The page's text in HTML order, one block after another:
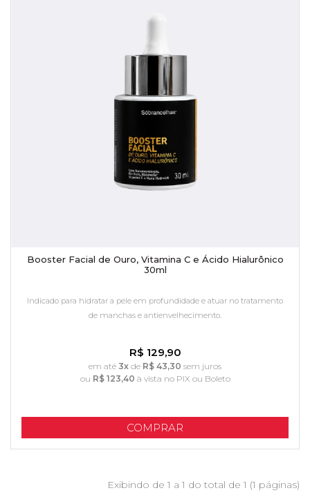
Booster Facial de Ouro, Vitamina C e Ácido Hialurônico
30ml
Indicado para hidratar a pele em profundidade e atuar no tratamento
de manchas e antienvelhecimento.
R$ 129,90
em até 3x de R$ 43,30 sem juros
ou R$ 123,40 à vista no PIX ou Boleto
COMPRAR
Exibindo de 1 a 1 do total de 1 (1 páginas)